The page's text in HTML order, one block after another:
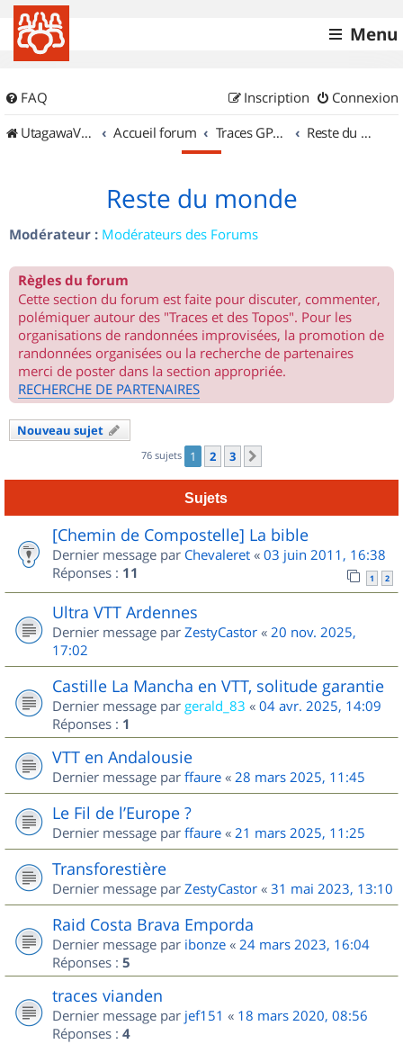
Menu
FAQ Connexion
Inscription
UtagawaVTT (Randos VTT et VTTAE avec traces GPS)
Accueil forum Traces GPS de randos VTT Reste du monde
Reste du monde
Modérateur : Modérateurs des Forums
Règles du forum
Cette section du forum est faite pour discuter, commenter,
polémiquer autour des "Traces et des Topos". Pour les
organisations de randonnées improvisées, la promotion de
randonnées organisées ou la recherche de partenaires
merci de poster dans la section appropriée.
RECHERCHE DE PARTENAIRES
Nouveau sujet
76 sujets 1 2 3
Sujets
[Chemin de Compostelle] La bible
Dernier message par Chevaleret « 03 juin 2011, 16:38
Réponses : 11 1 2
Ultra VTT Ardennes
Dernier message par ZestyCastor « 20 nov. 2025,
17:02
Castille La Mancha en VTT, solitude garantie
Dernier message par gerald_83 « 04 avr. 2025, 14:09
Réponses : 1
VTT en Andalousie
Dernier message par ffaure « 28 mars 2025, 11:45
Le Fil de l’Europe ?
Dernier message par ffaure « 21 mars 2025, 11:25
Transforestière
Dernier message par ZestyCastor « 31 mai 2023, 13:10
Raid Costa Brava Emporda
Dernier message par ibonze « 24 mars 2023, 16:04
Réponses : 5
traces vianden
Dernier message par jef151 « 18 mars 2020, 08:56
Réponses : 4